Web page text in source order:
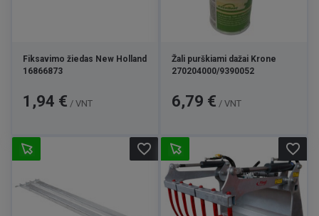
Fiksavimo žiedas New Holland
16866873
Kaina
1,94 € / VNT
Žali purškiami dažai Krone
270204000/9390052
Kaina
6,79 € / VNT
favorite_border favorite_border